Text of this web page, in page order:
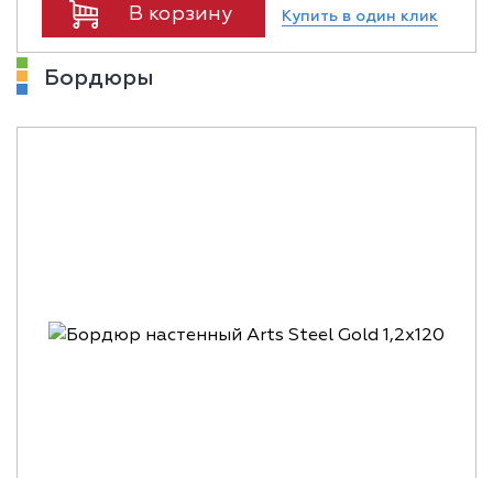
В корзину Купить в один клик
Бордюры